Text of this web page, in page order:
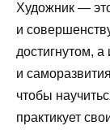
Художник —
и
достигнутом,
и
чтобы
практикует